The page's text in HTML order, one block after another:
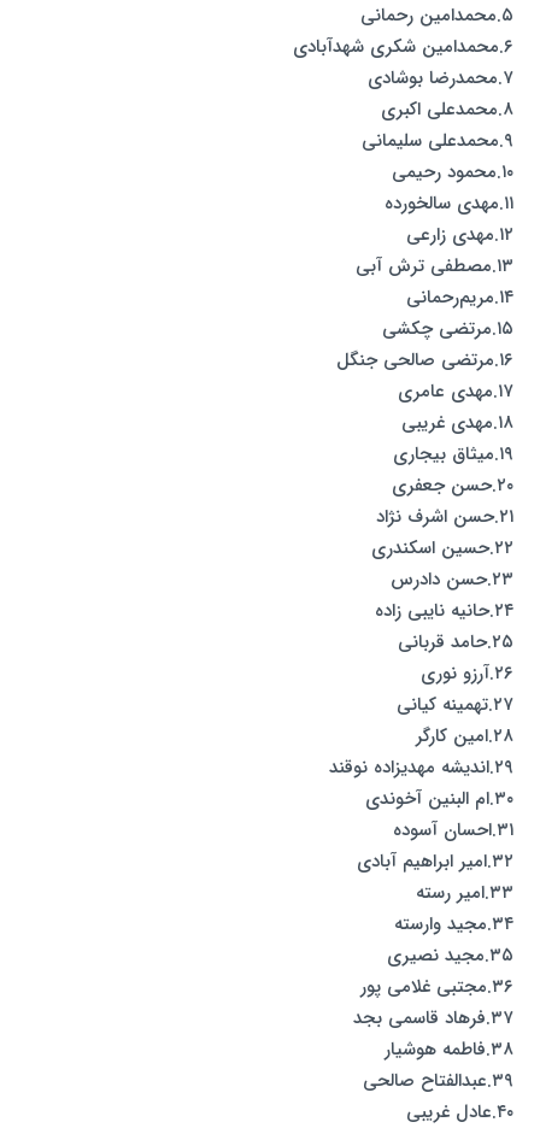
۵.محمدامین رحمانی
۶.محمدامین شکری شهدآبادی
۷.محمدرضا بوشادی
۸‌.محمدعلی اکبری
۹.محمدعلی سلیمانی
۱۰.محمود رحیمی
۱۱.مهدی سالخورده
۱۲.مهدی زارعی
۱۳.مصطفی ترش آبی
۱۴.مریم‌رحمانی
۱۵.مرتضی چکشی
۱۶.مرتضی صالحی جنگل
۱۷.مهدی عامری
۱۸.مهدی غریبی
۱۹.میثاق بیجاری
۲۰.حسن جعفری
۲۱.حسن اشرف نژاد
۲۲.حسین اسکندری
۲۳.حسن دادرس
۲۴.حانیه نایبی زاده
۲۵.حامد قربانی
۲۶.آرزو نوری
۲۷.تهمینه کیانی
۲۸.امین کارگر
۲۹.اندیشه مهدیزاده نوقند
۳۰.ام البنین آخوندی
۳۱.احسان آسوده
۳۲.امیر ابراهیم آبادی
۳۳.امیر رسته
۳۴.مجید وارسته
۳۵.مجید نصیری
۳۶.مجتبی غلامی پور
۳۷.فرهاد قاسمی بجد
۳۸.فاطمه هوشیار
۳۹.عبدالفتاح صالحی
۴۰.عادل غریبی